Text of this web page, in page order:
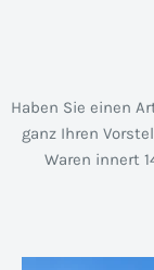
Haben Sie einen
ganz Ihren
Waren innert